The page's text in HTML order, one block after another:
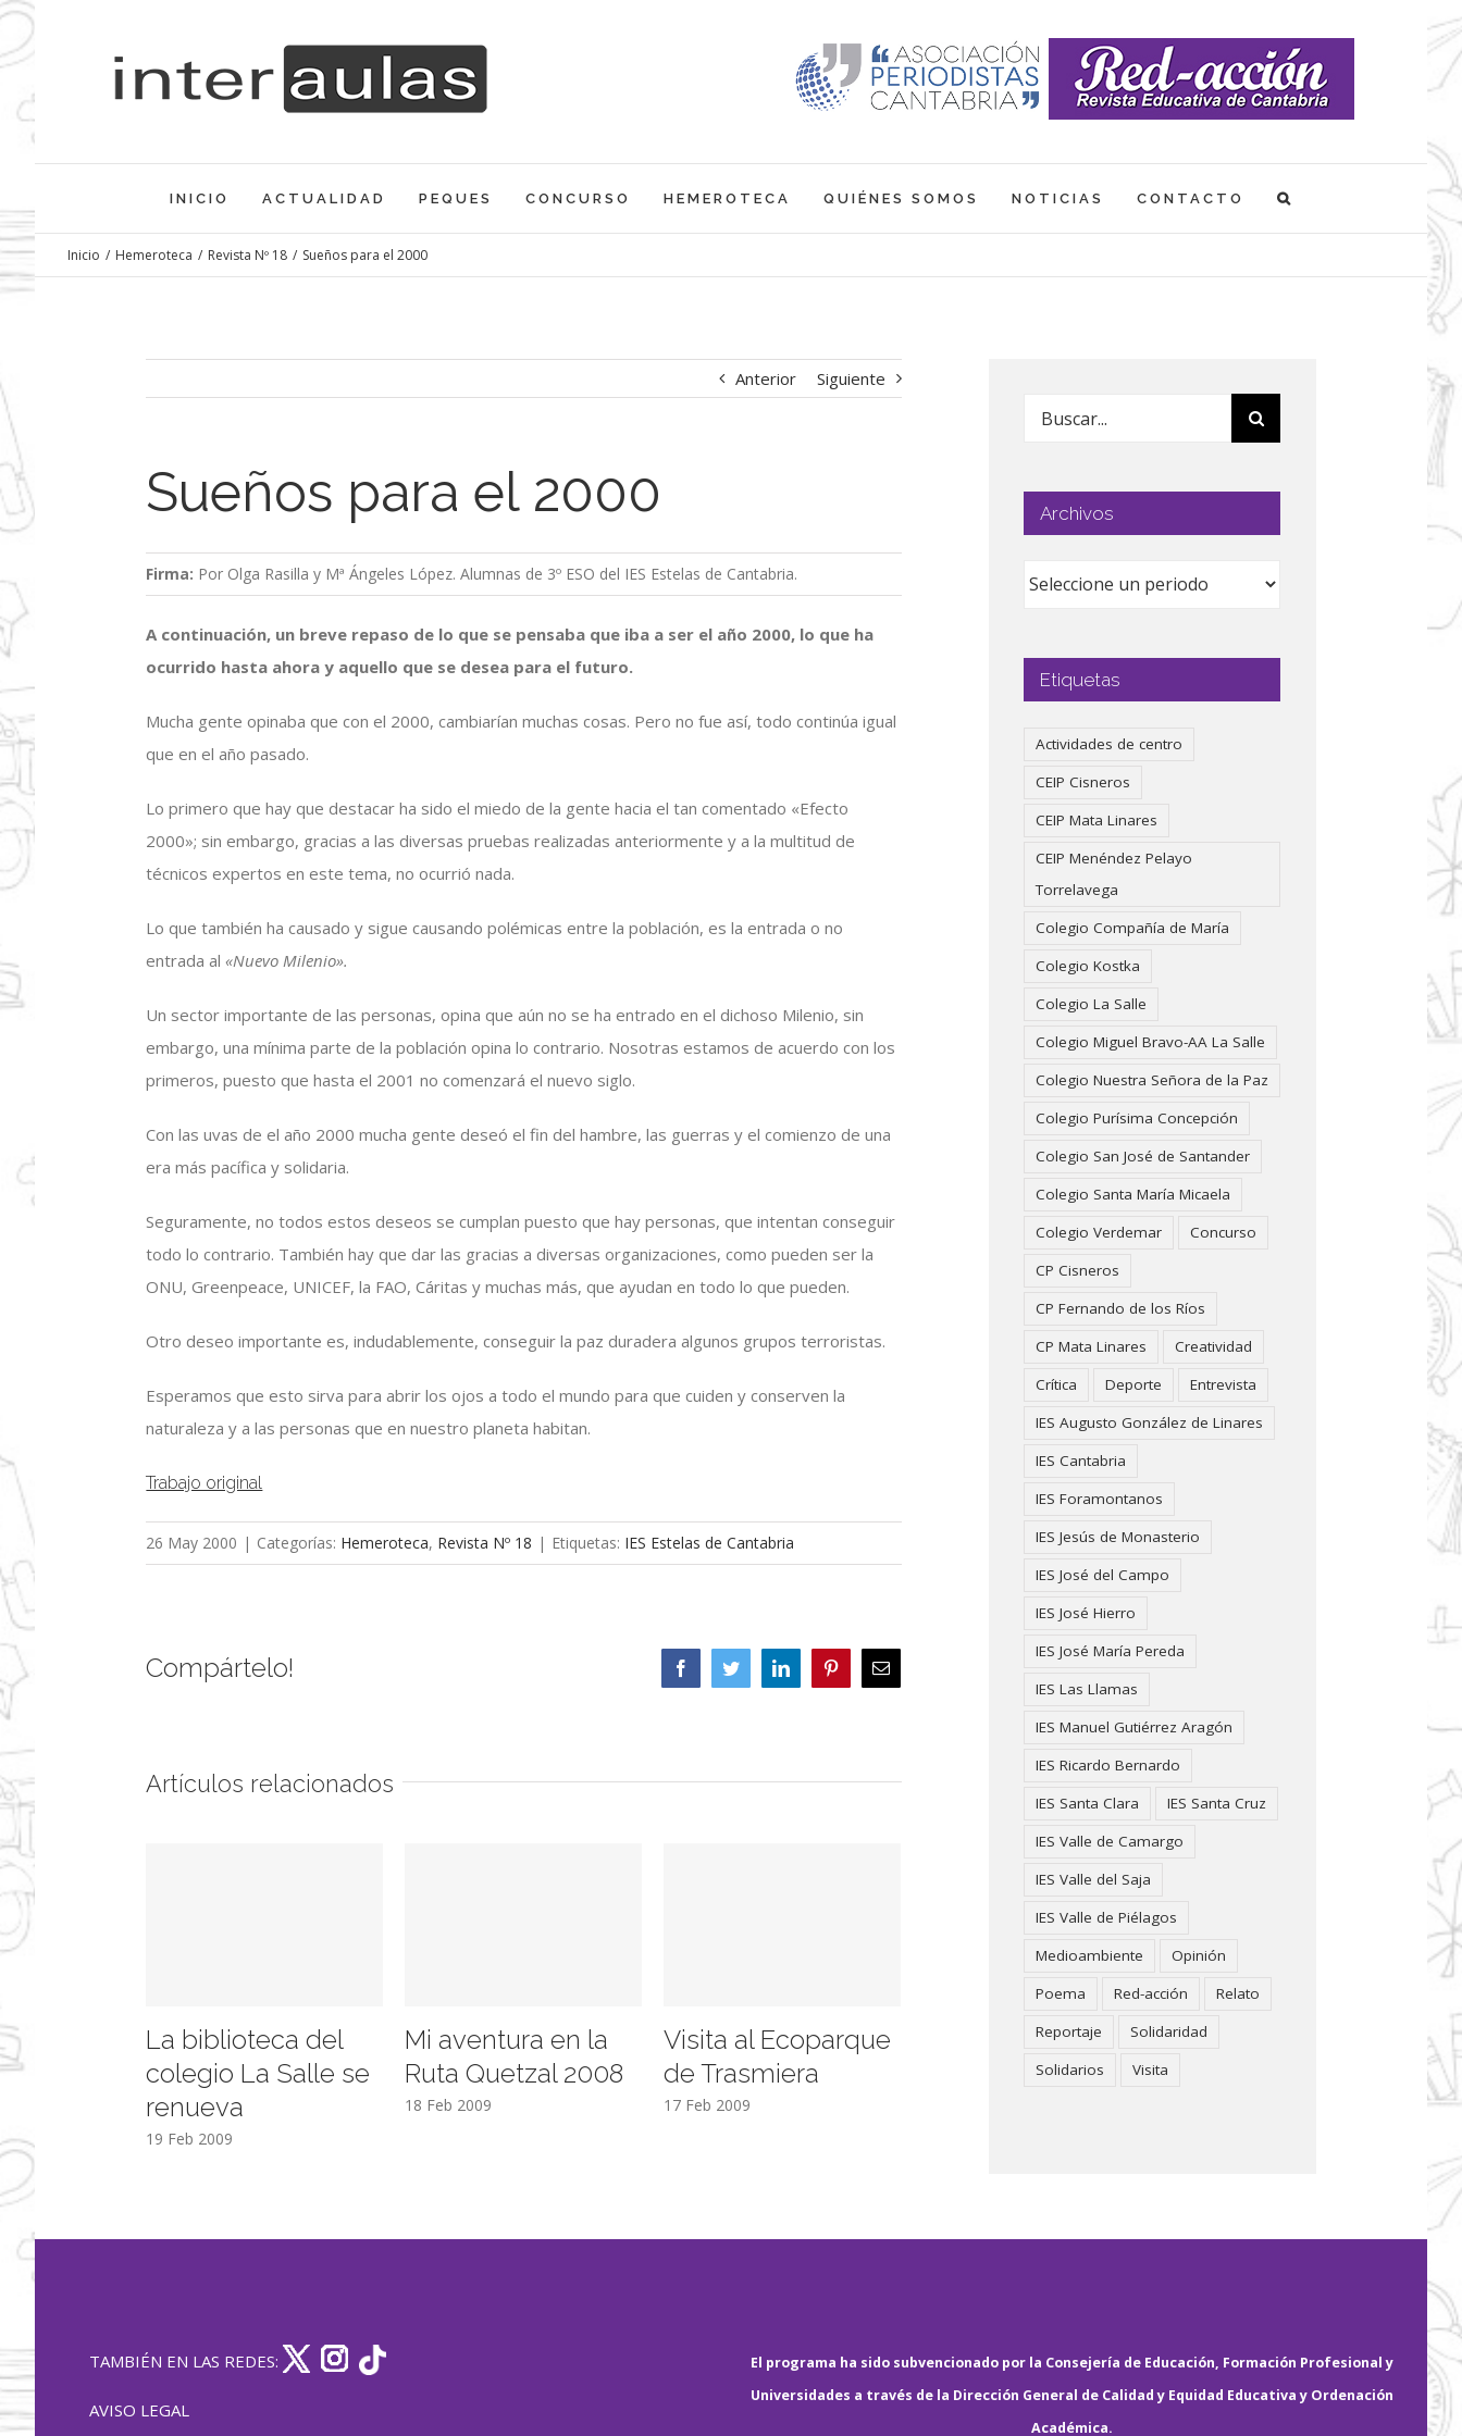
Saltar
al
INICIO ACTUALIDAD PEQUES CONCURSO HEMEROTECA QUIÉNES SOMOS NOTICIAS CONTACTO
Inicio / Hemeroteca / Revista Nº 18 / Sueños para el 2000
Anterior Siguiente
Sueños para el 2000
Firma: Por Olga Rasilla y Mª Ángeles López. Alumnas de 3º ESO del IES Estelas de Cantabria.
A continuación, un breve repaso de lo que se pensaba que iba a ser el año 2000, lo que ha
ocurrido hasta ahora y aquello que se desea para el futuro.
Mucha gente opinaba que con el 2000, cambiarían muchas cosas. Pero no fue así, todo continúa igual
que en el año pasado.
Lo primero que hay que destacar ha sido el miedo de la gente hacia el tan comentado «Efecto
2000»; sin embargo, gracias a las diversas pruebas realizadas anteriormente y a la multitud de
técnicos expertos en este tema, no ocurrió nada.
Lo que también ha causado y sigue causando polémicas entre la población, es la entrada o no
entrada al «Nuevo Milenio».
Un sector importante de las personas, opina que aún no se ha entrado en el dichoso Milenio, sin
embargo, una mínima parte de la población opina lo contrario. Nosotras estamos de acuerdo con los
primeros, puesto que hasta el 2001 no comenzará el nuevo siglo.
Con las uvas de el año 2000 mucha gente deseó el fin del hambre, las guerras y el comienzo de una
era más pacífica y solidaria.
Seguramente, no todos estos deseos se cumplan puesto que hay personas, que intentan conseguir
todo lo contrario. También hay que dar las gracias a diversas organizaciones, como pueden ser la
ONU, Greenpeace, UNICEF, la FAO, Cáritas y muchas más, que ayudan en todo lo que pueden.
Otro deseo importante es, indudablemente, conseguir la paz duradera algunos grupos terroristas.
Esperamos que esto sirva para abrir los ojos a todo el mundo para que cuiden y conserven la
naturaleza y a las personas que en nuestro planeta habitan.
Trabajo original
26 May 2000 | Categorías: Hemeroteca, Revista Nº 18 | Etiquetas: IES Estelas de Cantabria
Compártelo! FacebookTwitterLinkedIn PinterestCorreo
electrónico
Artículos relacionados
La biblioteca del
colegio La Salle se
renueva
19 Feb 2009
Mi aventura en la
Ruta Quetzal 2008
18 Feb 2009
Visita al Ecoparque
de Trasmiera
17 Feb 2009
Buscar:
Archivos
Etiquetas
Actividades de centro
CEIP Cisneros
CEIP Mata Linares
CEIP Menéndez Pelayo
Torrelavega
Colegio Compañía de María
Colegio Kostka
Colegio La Salle
Colegio Miguel Bravo-AA La Salle
Colegio Nuestra Señora de la Paz
Colegio Purísima Concepción
Colegio San José de Santander
Colegio Santa María Micaela
Colegio Verdemar
Concurso
CP Cisneros
CP Fernando de los Ríos
CP Mata Linares
Creatividad
Crítica
Deporte
Entrevista
IES Augusto González de Linares
IES Cantabria
IES Foramontanos
IES Jesús de Monasterio
IES José del Campo
IES José Hierro
IES José María Pereda
IES Las Llamas
IES Manuel Gutiérrez Aragón
IES Ricardo Bernardo
IES Santa Clara
IES Santa Cruz
IES Valle de Camargo
IES Valle del Saja
IES Valle de Piélagos
Medioambiente
Opinión
Poema
Red-acción
Relato
Reportaje
Solidaridad
Solidarios
Visita
TAMBIÉN EN LAS REDES:
AVISO LEGAL
El programa ha sido subvencionado por la Consejería de Educación, Formación Profesional y
Universidades a través de la Dirección General de Calidad y Equidad Educativa y Ordenación
Académica.